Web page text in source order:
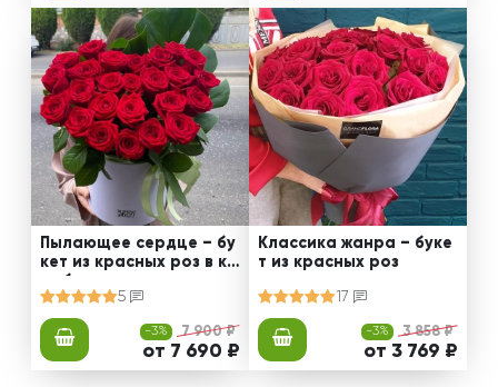
Пылающее сердце – бу
кет из красных роз в ко
робке
5
-3% 7 900 ₽
от 7 690 ₽
Классика жанра – буке
т из красных роз
17
-3% 3 858 ₽
от 3 769 ₽